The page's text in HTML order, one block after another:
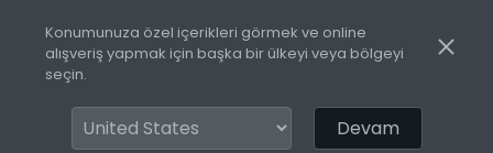
Konumunuza özel içerikleri görmek ve online
alışveriş yapmak için başka bir ülkeyi veya bölgeyi
seçin.
Devam